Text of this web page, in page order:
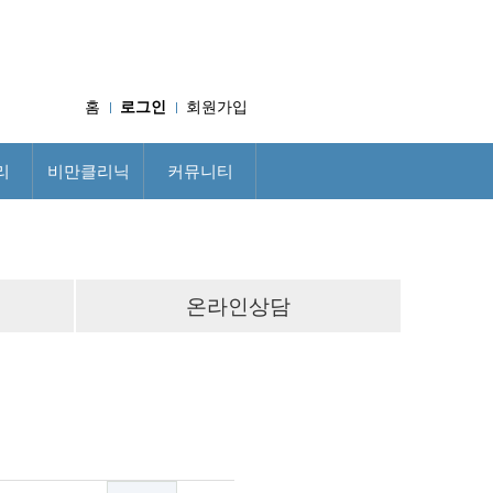
홈 로그인 회원가입
비만클리닉 커뮤니티
온라인상담